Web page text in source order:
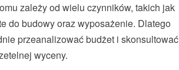
zależy od wielu czynników, takich jak
do budowy oraz wyposażenie. Dlatego
przeanalizować budżet i skonsultować
wyceny.